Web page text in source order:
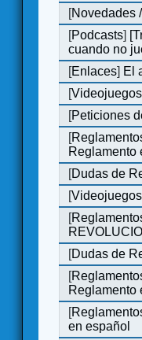
[Novedades
[Podcasts]
cuando no
[Enlaces] El
[Videojuegos
[Peticiones
[
Reglamento
[Dudas de
[Videojuegos
[
[Dudas de
[
Reglamento
[
en español